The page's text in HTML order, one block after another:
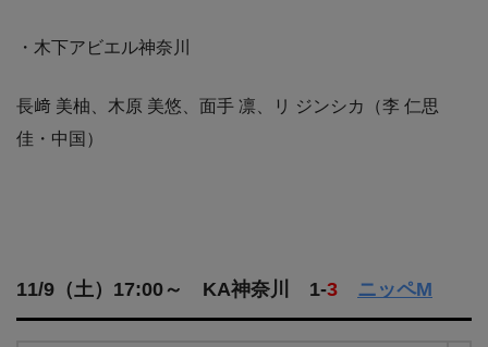
・木下アビエル神奈川
長﨑 美柚、木原 美悠、面手 凛、リ ジンシカ（李 仁思
佳・中国）
11/9（土）17:00～ KA神奈川 1-3 ニッペM